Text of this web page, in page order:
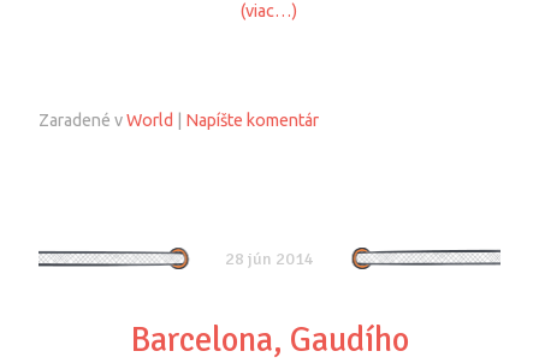
(viac…)
Zaradené vWorld Napíšte komentár
28 jún 2014
Barcelona, Gaudího